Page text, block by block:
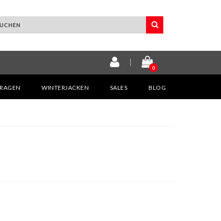
0
WINTERJACKEN SALES BLOG